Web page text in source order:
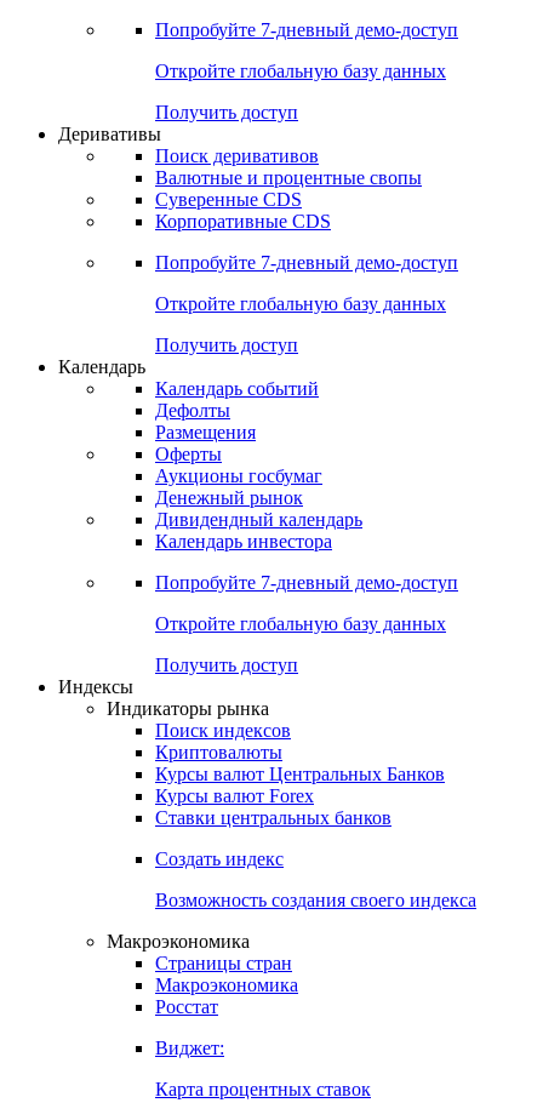
Попробуйте 7-дневный демо-доступ
Откройте глобальную базу данных
Получить доступ
Деривативы
Поиск деривативов
Валютные и процентные свопы
Суверенные CDS
Корпоративные CDS
Попробуйте 7-дневный демо-доступ
Откройте глобальную базу данных
Получить доступ
Календарь
Календарь событий
Дефолты
Размещения
Оферты
Аукционы госбумаг
Денежный рынок
Дивидендный календарь
Календарь инвестора
Попробуйте 7-дневный демо-доступ
Откройте глобальную базу данных
Получить доступ
Индексы
Индикаторы рынка
Поиск индексов
Криптовалюты
Курсы валют Центральных Банков
Курсы валют Forex
Ставки центральных банков
Создать индекс
Возможность создания своего индекса
Макроэкономика
Страницы стран
Макроэкономика
Росстат
Виджет:
Карта процентных ставок